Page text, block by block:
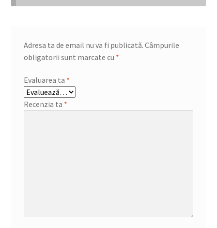
Adresa ta de email nu va fi publicată. Câmpurile
obligatorii sunt marcate cu *
Evaluarea ta *
Recenzia ta *